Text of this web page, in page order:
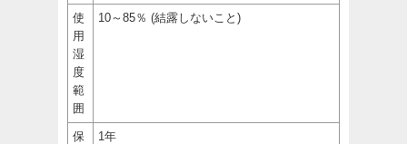
使
用
湿
度
範
囲
10～85％ (結露しないこと)
保
1年